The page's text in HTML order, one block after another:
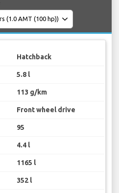
Hatchback
5.8 l
113 g/km
Front wheel drive
95
4.4 l
1165 l
352 l